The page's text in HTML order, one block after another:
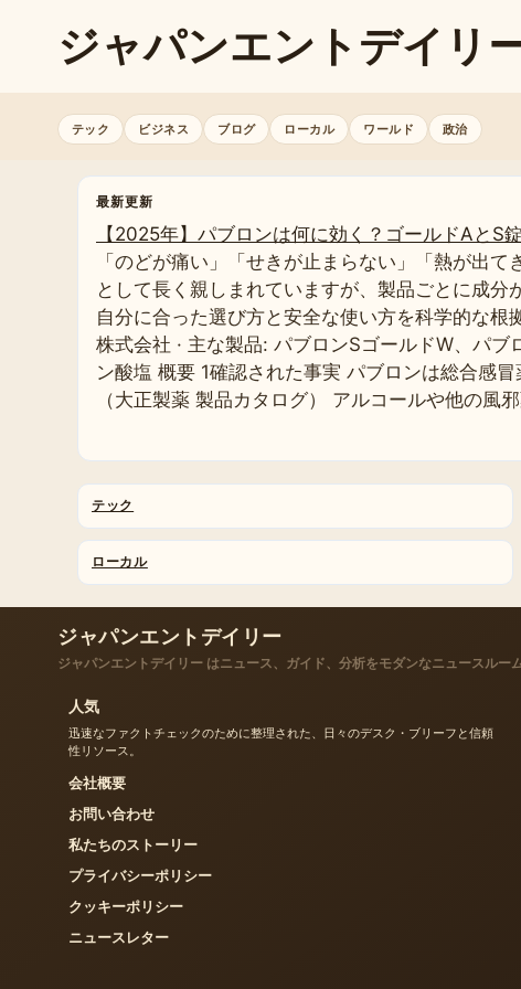
ジャパンエントデイリ
テック ビジネス ブログ ローカル ワールド 政治
最新更新
【2025年】パブロンは何に効く？ゴールドAと
「のどが痛い」「せきが止まらない」「熱が出
として長く親しまれていますが、製品ごとに成
自分に合った選び方と安全な使い方を科学的な
株式会社 · 主な製品: パブロンSゴールドW、パ
ン酸塩 概要 1確認された事実 パブロンは総合感
（大正製薬 製品カタログ） アルコールや他の風
テック
ローカル
ジャパンエントデイリー
ジャパンエントデイリー はニュース、ガイド、分析をモダンなニュースルー
人気
迅速なファクトチェックのために整理された、日々のデスク・ブリーフと信頼
性リソース。
会社概要
お問い合わせ
私たちのストーリー
プライバシーポリシー
クッキーポリシー
ニュースレター